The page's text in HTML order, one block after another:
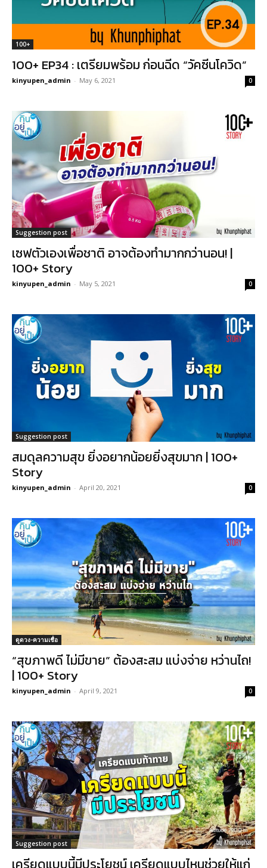
100+
100+ EP34 : เตรียมพร้อม ก่อนฉีด “วัคซีนโควิด”
kinyupen_admin - May 6, 2021 0
Suggestion post
เซฟตัวเองเพื่อชาติ อาจต้องทำมากกว่านอน! |
100+ Story
kinyupen_admin - May 5, 2021 0
Suggestion post
สมดุลความสุข ยิ่งอยากน้อยยิ่งสุขมาก | 100+
Story
kinyupen_admin - April 20, 2021 0
ดูดวง-ความเชื่อ
“สุขภาพดี ไม่มีขาย” ต้องสะสม แบ่งจ่าย หว่านไถ!
| 100+ Story
kinyupen_admin - April 9, 2021 0
Suggestion post
เครียดแบบนี้มีประโยชน์ เครียดแบบไหนช่วยให้แก่